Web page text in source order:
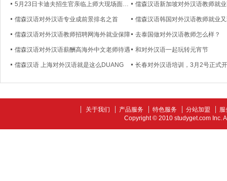
5月23日卡迪夫招生官亲临上师大现场面试！
儒森汉语对外汉语专业成前景排名之首 儒森汉语韩国对外汉语教师就业
儒森汉语对外汉语教师招聘网海外就业保障 去泰国做对外汉语教师怎么样？
儒森汉语对外汉语薪酬高海外中文老师待遇 和对外汉语一起玩转元宵节
儒森汉语 上海对外汉语就是这么DUANG 长春对外汉语培训，3月2号正式
关于我们 产品服务 特色服务 分站加盟
服
Copyright © 2010 studyget.com Inc.